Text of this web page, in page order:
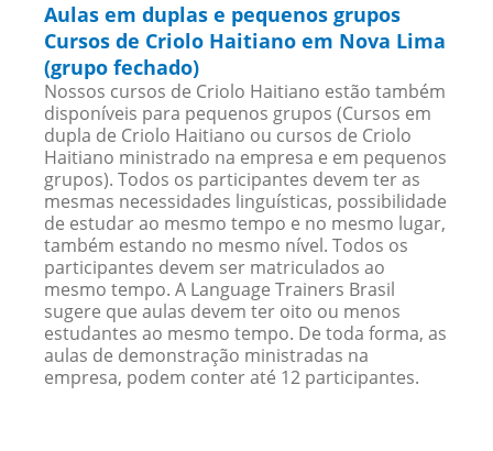
Aulas em duplas e pequenos grupos
Cursos de Criolo Haitiano em Nova Lima
(grupo fechado)
Nossos cursos de Criolo Haitiano estão também
disponíveis para pequenos grupos (Cursos em
dupla de Criolo Haitiano ou cursos de Criolo
Haitiano ministrado na empresa e em pequenos
grupos). Todos os participantes devem ter as
mesmas necessidades linguísticas, possibilidade
de estudar ao mesmo tempo e no mesmo lugar,
também estando no mesmo nível. Todos os
participantes devem ser matriculados ao
mesmo tempo. A Language Trainers Brasil
sugere que aulas devem ter oito ou menos
estudantes ao mesmo tempo. De toda forma, as
aulas de demonstração ministradas na
empresa, podem conter até 12 participantes.